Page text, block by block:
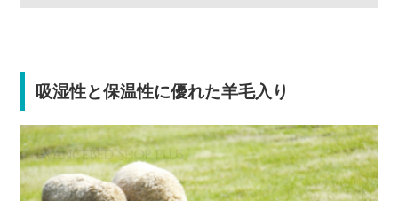
吸湿性と保温性に優れた羊毛入り